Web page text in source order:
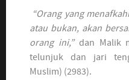
“Orang yang
atau bukan, akan
orang ini,”dan Malik
telunjuk dan jari
Muslim) (2983).